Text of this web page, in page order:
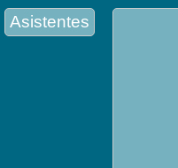
Asistentes